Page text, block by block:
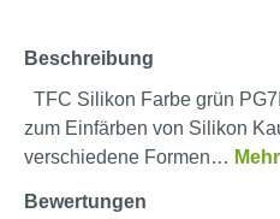
Beschreibung
TFC Silikon Farbe grün
zum Einfärben von Silikon
verschiedene Formen… Mehr
Bewertungen